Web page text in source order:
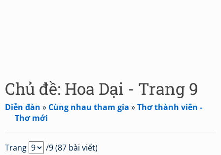
Chủ đề: Hoa Dại - Trang 9
Diễn đàn » Cùng nhau tham gia »Thơ thành viên -
Thơ mới
Trang /9 (87 bài viết)